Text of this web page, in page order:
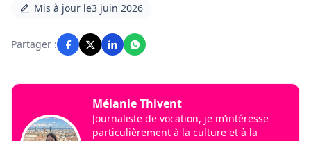
Mis à jour le3 juin 2026
Partager :
Mélanie Thivent
Journaliste de vocation, je m’intéresse
particulièrement à la culture et à la